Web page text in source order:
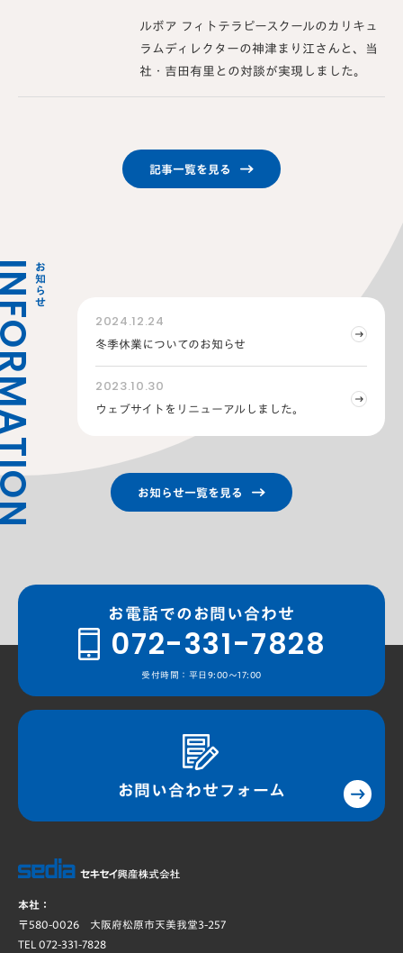
ルボア フィトテラピースクールのカリキュ
ラムディレクターの神津まり江さんと、当
社・吉田有里との対談が実現しました。
記事一覧を見る
お知らせ
2024.12.24
冬季休業についてのお知らせ
2023.10.30
ウェブサイトをリニューアルしました。
お知らせ一覧を見る
お電話でのお問い合わせ
072-331-7828
受付時間：平日9:00～17:00
お問い合わせフォーム
本社：
〒580-0026 大阪府松原市天美我堂3-257
TEL 072-331-7828